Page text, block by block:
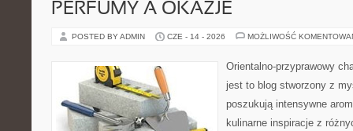
PERFUMY A OKAZJE
POSTED BY ADMIN CZE - 14 - 2026 MOŻLIWOŚĆ
Orientalno-przyprawowy
jest to blog stworzony z
poszukują intensywne
kulinarne inspiracje z